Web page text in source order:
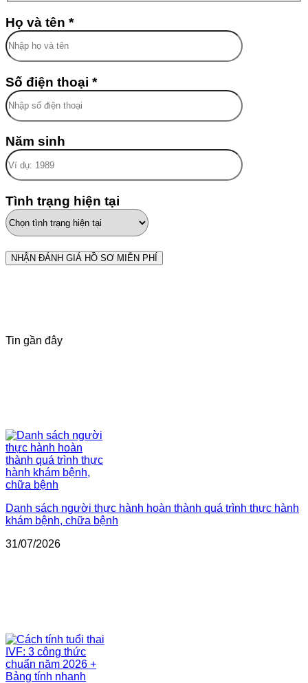
Họ và tên *
Số điện thoại *
Năm sinh
Tình trạng hiện tại
Tin gần đây
Danh sách người thực hành hoàn thành quá trình thực hành
khám bệnh, chữa bệnh
31/07/2026